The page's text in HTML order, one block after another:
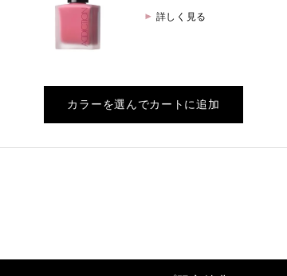
詳しく見る
カラーを選んでカートに追加